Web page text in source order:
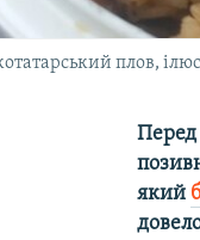
плов,
Перед
який